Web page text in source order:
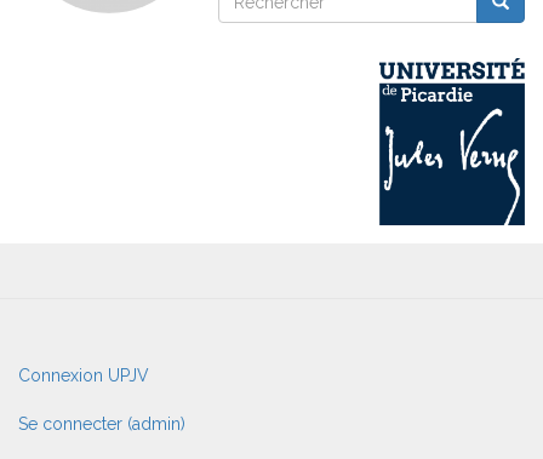
Rechercher
User
account
menu
Connexion UPJV
Se connecter (admin)